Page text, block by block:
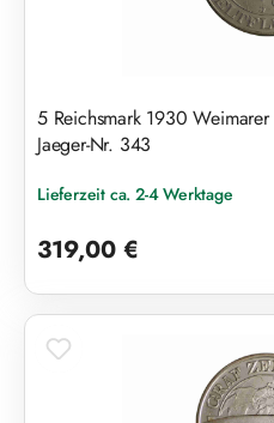
5 Reichsmark 1930
Jaeger-Nr. 343
Lieferzeit ca. 2-4 Werktage
319,00 €